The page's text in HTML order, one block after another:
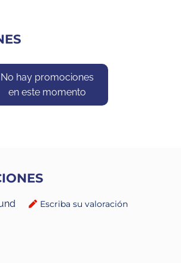
No hay promociones
en este momento
Escriba su valoración